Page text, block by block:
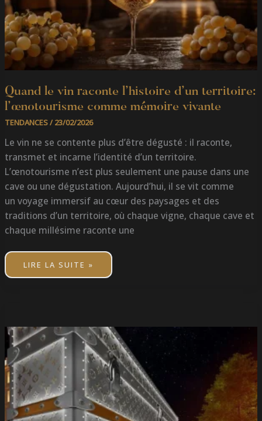
Quand le vin raconte l’histoire d’un territoire:
l’œnotourisme comme mémoire vivante
TENDANCES/ 23/02/2026
Le vin ne se contente plus d’être dégusté : il raconte,
transmet et incarne l’identité d’un territoire.
L’œnotourisme n’est plus seulement une pause dans une
cave ou une dégustation. Aujourd’hui, il se vit comme
un voyage immersif au cœur des paysages et des
traditions d’un territoire, où chaque vigne, chaque cave et
chaque millésime raconte une
LIRE LA SUITE »
LOUIS
VUITTON
HÔTEL
PARIS
2026
:
SPA,
SUITES
ET
GASTRONOMIE
SUR
LES
CHAMPS-